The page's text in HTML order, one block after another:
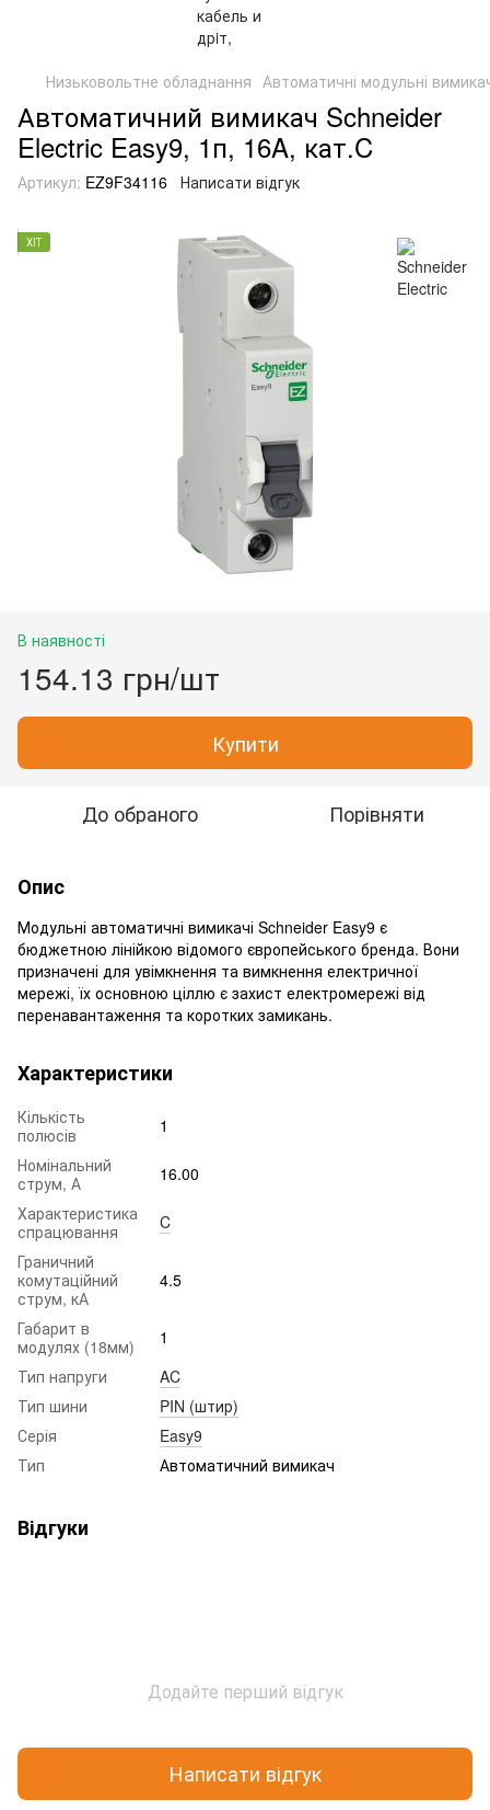
Низьковольтне обладнання Автоматичні модульні
Автоматичний вимикач Schneider
Electric Easy9, 1п, 16A, кат.C
Артикул: EZ9F34116 Написати відгук
ХІТ
В наявності
154.13 грн/шт
Купити
До обраного Порівняти
Опис
Модульні автоматичні вимикачі Schneider Easy9 є
бюджетною лінійкою відомого європейського бренда. Вони
призначені для увімкнення та вимкнення електричної
мережі, їх основною ціллю є захист електромережі від
перенавантаження та коротких замикань.
Характеристики
Кількість
полюсів
1
Номінальний
струм, А
16.00
Характеристика
спрацювання
C
Граничний
комутаційний
струм, кА
4.5
Габарит в
модулях (18мм)
1
Тип напруги
AC
Тип шини
PIN (штир)
Серія
Easy9
Тип
Автоматичний вимикач
Відгуки
Додайте перший відгук
Написати відгук